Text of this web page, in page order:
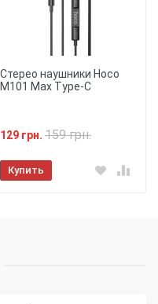
Стерео наушники Hoco
M101 Max Type-C
129 грн. 159 грн.
Купить